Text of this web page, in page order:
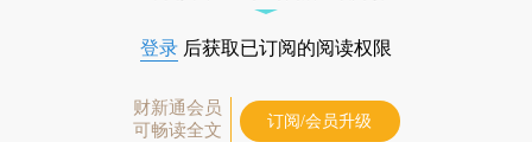
登录 后获取已订阅的阅读权限
财新通会员
可畅读全文
订阅/会员升级